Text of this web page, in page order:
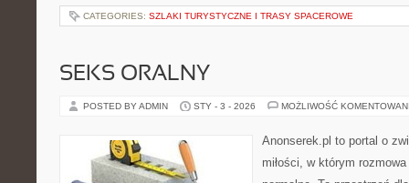
CATEGORIES: SZLAKI TURYSTYCZNE I TRASY SPACEROWE
SEKS ORALNY
POSTED BY ADMIN STY - 3 - 2026 MOŻLIWOŚĆ
Anonserek.pl to portal o
miłości, w którym